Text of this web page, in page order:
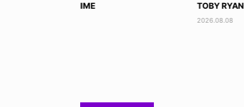
TOBY RYAN - PRO FOR REAL